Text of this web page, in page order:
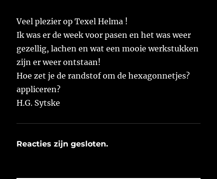
Veel plezier op Texel Helma !
Ik was er de week voor pasen en het was weer
gezellig, lachen en wat een mooie werkstukken
zijn er weer ontstaan!
Hoe zet je de randstof om de hexagonnetjes?
appliceren?
H.G. Sytske
Reacties zijn gesloten.